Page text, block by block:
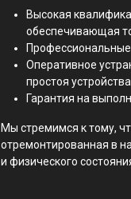
Высокая
обеспечивающая
Оперативное
простоя устройства.
Гарантия на
Мы стремимся к тому,
отремонтированная в
и физического